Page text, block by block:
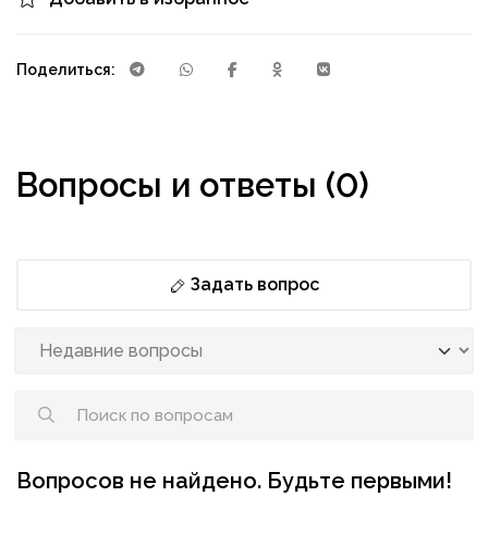
Поделиться:
Вопросы и ответы (0)
Задать вопрос
Вопросов не найдено. Будьте первыми!